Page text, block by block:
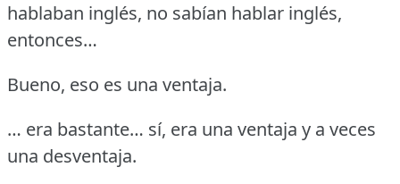
hablaban inglés, no sabían hablar inglés,
entonces…
Bueno, eso es una ventaja.
… era bastante… sí, era una ventaja y a veces
una desventaja.